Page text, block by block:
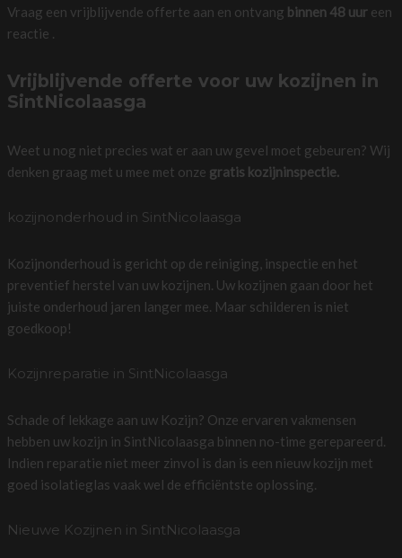
Vraag een vrijblijvende offerte aan en ontvang binnen 48 uureen
reactie .
Vrijblijvende offerte voor uw kozijnen in
SintNicolaasga
Weet u nog niet precies wat er aan uw gevel moet gebeuren? Wij
denken graag met u mee met onze gratis kozijninspectie.
kozijnonderhoud in SintNicolaasga
Kozijnonderhoud is gericht op de reiniging, inspectie en het
preventief herstel van uw kozijnen. Uw kozijnen gaan door het
juiste onderhoud jaren langer mee. Maar schilderen is niet
goedkoop!
Kozijnreparatie in SintNicolaasga
Schade of lekkage aan uw Kozijn? Onze ervaren vakmensen
hebben uw kozijn in SintNicolaasga binnen no-time gerepareerd.
Indien reparatie niet meer zinvol is dan is een nieuw kozijn met
goed isolatieglas vaak wel de efficiëntste oplossing.
Nieuwe Kozijnen in SintNicolaasga